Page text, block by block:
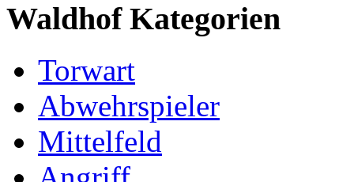
Waldhof Kategorien
Torwart
Abwehrspieler
Mittelfeld